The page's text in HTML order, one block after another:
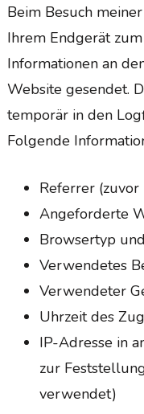
Beim Besuch
Ihrem Endgerät
Informationen an
Website gesendet.
temporär in den
Folgende
Referrer
Angeforderte
Browsertyp
Verwendetes
Verwendeter
Uhrzeit des
IP-Adresse in
zur
verwendet)